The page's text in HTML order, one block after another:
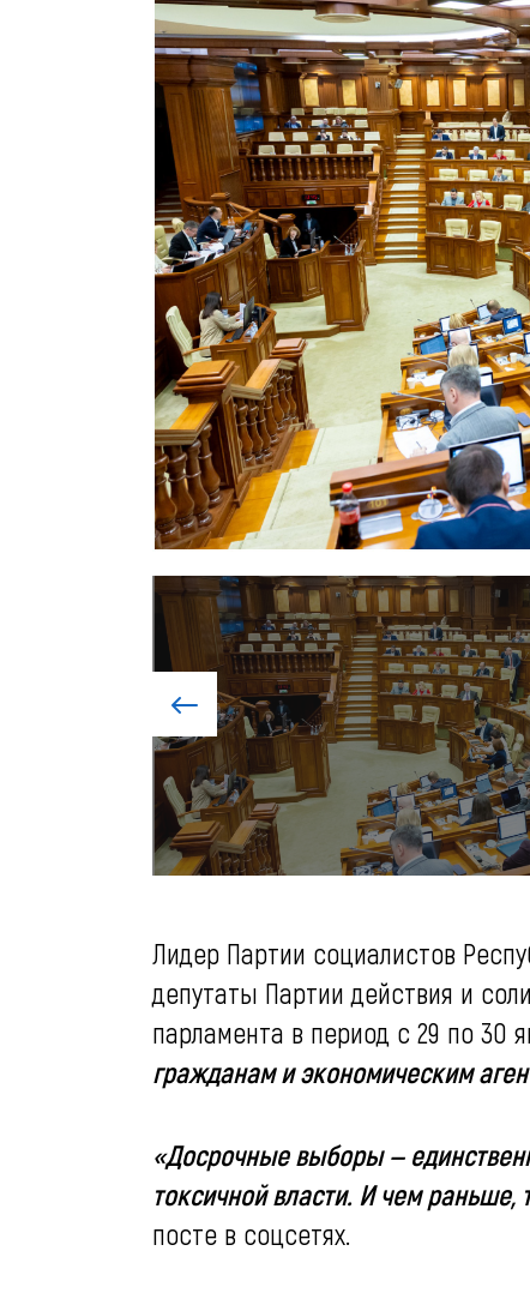
Лидер Партии социалистов
депутаты Партии действия и
парламента в период с 29 по 30
гражданам и экономическим
«Досрочные выборы —
токсичной власти. И чем раньше,
посте в соцсетях.